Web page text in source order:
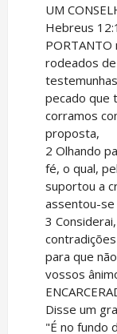
UM
Hebreus 12:1
rodeados
pecado que
corramos
proposta,
2 Olhando
fé, o qual,
suportou a
assentou-
3
para que
vossos
Disse um
"É no fundo